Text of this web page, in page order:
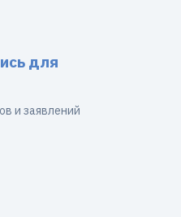
для
и заявлений